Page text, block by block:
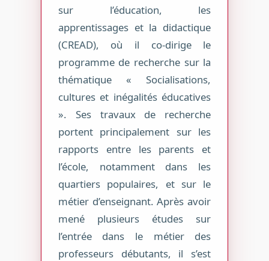
sur l’éducation, les
apprentissages et la didactique
(CREAD), où il co-dirige le
programme de recherche sur la
thématique « Socialisations,
cultures et inégalités éducatives
». Ses travaux de recherche
portent principalement sur les
rapports entre les parents et
l’école, notamment dans les
quartiers populaires, et sur le
métier d’enseignant. Après avoir
mené plusieurs études sur
l’entrée dans le métier des
professeurs débutants, il s’est